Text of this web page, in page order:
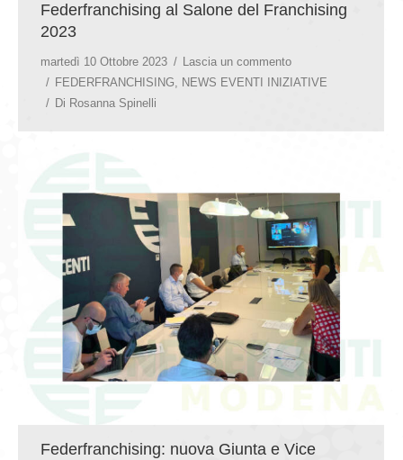
Federfranchising al Salone del Franchising
2023
martedì 10 Ottobre 2023
Lascia un commento
FEDERFRANCHISING, NEWS EVENTI INIZIATIVE
Di Rosanna Spinelli
Federfranchising: nuova Giunta e Vice